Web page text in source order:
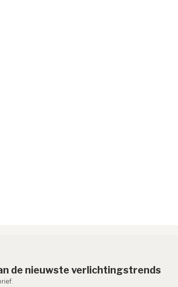
de nieuwste verlichtingstrends